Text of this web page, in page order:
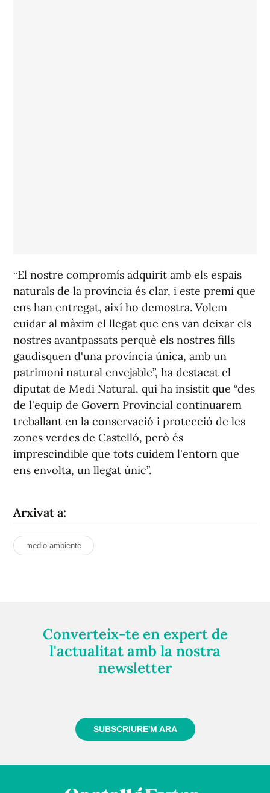
“El nostre compromís adquirit amb els espais
naturals de la província és clar, i este premi que
ens han entregat, així ho demostra. Volem
cuidar al màxim el llegat que ens van deixar els
nostres avantpassats perquè els nostres fills
gaudisquen d'una província única, amb un
patrimoni natural envejable”, ha destacat el
diputat de Medi Natural, qui ha insistit que “des
de l'equip de Govern Provincial continuarem
treballant en la conservació i protecció de les
zones verdes de Castelló, però és
imprescindible que tots cuidem l'entorn que
ens envolta, un llegat únic”.
Arxivat a:
medio ambiente
Converteix-te en expert de
l'actualitat amb la nostra
newsletter
SUBSCRIURE'M ARA